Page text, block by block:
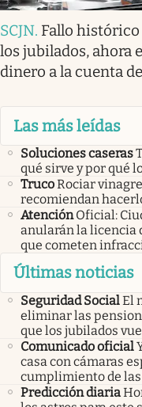
SCJN. Fallo histórico
los jubilados, ahora
dinero a la cuenta
Las más leídas
Soluciones caseras
qué sirve y por qué
TrucoRociar
recomiendan
Atención Oficial:
anularán la licencia
que cometen
Últimas noticias
Seguridad SocialEl
eliminar las
que los jubilados
Comunicado oficial
casa con cámaras
cumplimiento de
Predicción diaria